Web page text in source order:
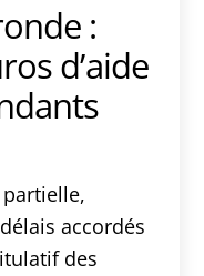
:
d’aide
accordés
des